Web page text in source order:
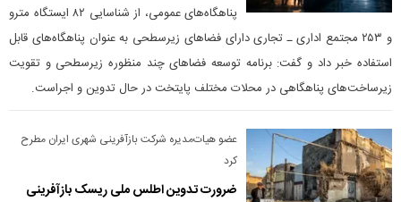
پناهگاه‌های عمومی، از شناسایی ۸۲ ایستگاه مترو
و ۲۵۳ مجتمع اداری ـ تجاری دارای فضا‌های زیرسطحی به عنوان پناهگاه‌های قابل
استفاده خبر داد و گفت: برنامه توسعه فضا‌های چند منظوره زیرسطحی و تقویت
زیرساخت‌های پناهگاهی در محلات مختلف پایتخت در حال تدوین و اجراست.
عضو هیات‌مدیره شرکت بازآفرینی شهری ایران مطرح
کرد
ضرورت تدوین اطلس ملی ریسک بازآفرینی